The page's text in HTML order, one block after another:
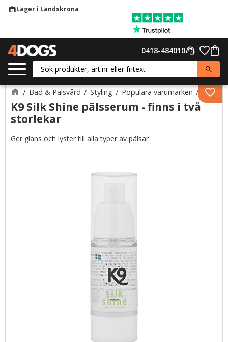
warehouseLager i Landskrona
support_agent
0418-484010
Bad & Pälsvård Styling Populära varumärken K9
K9 Silk Shine pälsserum - finns i två
storlekar
Ger glans och lyster till alla typer av pälsar